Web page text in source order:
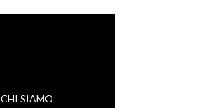
CHI SIAMO